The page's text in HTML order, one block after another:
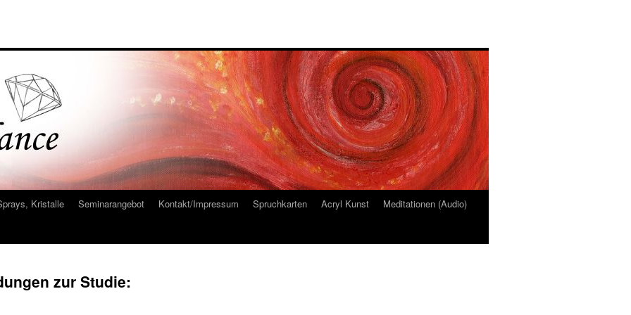
Kristalle Seminarangebot Kontakt/Impressum Spruchkarten Acryl Kunst
Meditationen (Audio)
zur Studie: